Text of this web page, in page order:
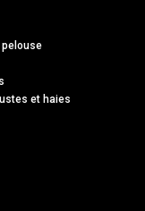
pelouse
et haies